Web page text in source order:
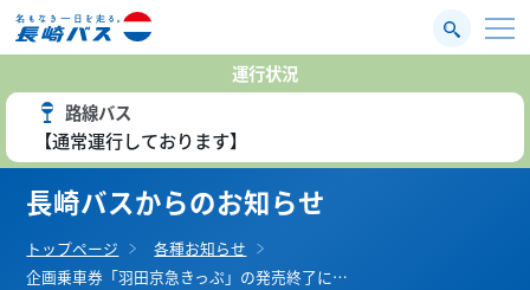
運行状況
路線バス
【通常運行しております】
長崎バスからのお知らせ
トップページ
各種お知らせ
企画乗車券「羽田京急きっぷ」の発売終了に…